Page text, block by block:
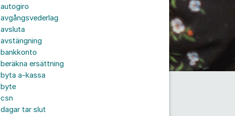
autogiro
avgångsvederlag
avsluta
avstängning
bankkonto
beräkna ersättning
byta a-kassa
byte
csn
dagar tar slut